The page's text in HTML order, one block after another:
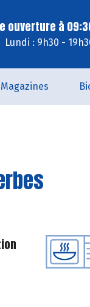
ouverture à
Lundi : 9h30 -
Magazines